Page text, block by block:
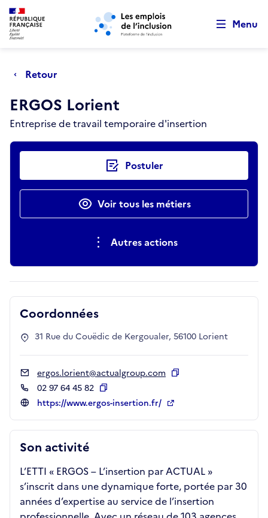
Aller au menu principal Aller au contenu principal
Menu
Retour
ERGOS Lorient
Entreprise de travail temporaire d'insertion
Actions rapides Postuler
Voir tous les métiers
Autres actions
Son activité
L’ETTI « ERGOS – L’insertion par ACTUAL »
s’inscrit dans une dynamique forte, portée par 30
années d’expertise au service de l’insertion
Coordonnées
31 Rue du Couëdic de Kergoualer, 56100 Lorient
ergos.lorient@actualgroup.com
02 97 64 45 82
Copier
https://www.ergos-insertion.fr/
Retour au début de la page
Panneau de gestion des cookies